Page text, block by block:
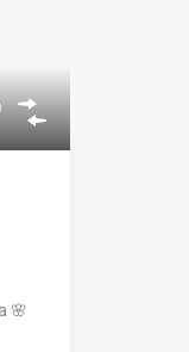
🌸